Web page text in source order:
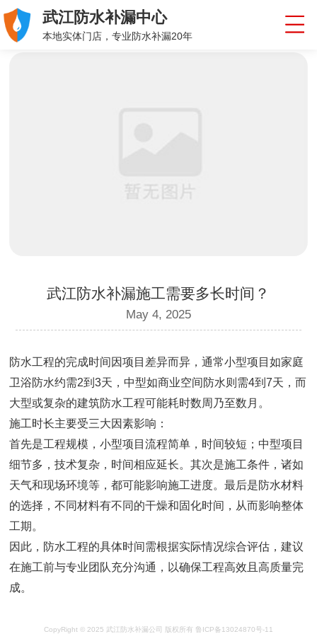
武江防水补漏中心
本地实体门店，专业防水补漏20年
武江防水补漏施工需要多长时间？
May 4, 2025
防水工程的完成时间因项目差异而异，通常小型项目如家庭
卫浴防水约需2到3天，中型如商业空间防水则需4到7天，而
大型或复杂的建筑防水工程可能耗时数周乃至数月。
施工时长主要受三大因素影响：
首先是工程规模，小型项目流程简单，时间较短；中型项目
细节多，技术复杂，时间相应延长。其次是施工条件，诸如
天气和现场环境等，都可能影响施工进度。最后是防水材料
的选择，不同材料有不同的干燥和固化时间，从而影响整体
工期。
因此，防水工程的具体时间需根据实际情况综合评估，建议
在施工前与专业团队充分沟通，以确保工程高效且高质量完
成。
CopyRight © 2025 武江防水补漏公司 版权所有 鲁ICP备13024870号-11